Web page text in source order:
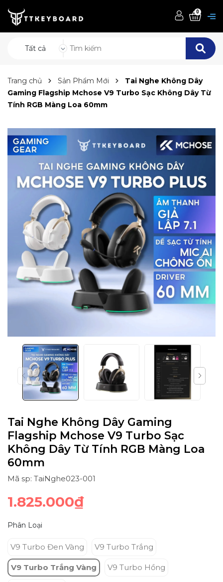
Tất cả
0
Trang chủ Sản Phẩm Mới
Tai Nghe Không Dây
Gaming Flagship Mchose V9 Turbo Sạc Không Dây Từ
Tính RGB Màng Loa 60mm
Tai Nghe Không Dây Gaming
Flagship Mchose V9 Turbo Sạc
Không Dây Từ Tính RGB Màng Loa
60mm
Mã sp: TaiNghe023-001
1.825.000₫
Phân Loại
V9 Turbo Đen Vàng V9 Turbo Trắng
V9 Turbo Trắng Vàng V9 Turbo Hồng